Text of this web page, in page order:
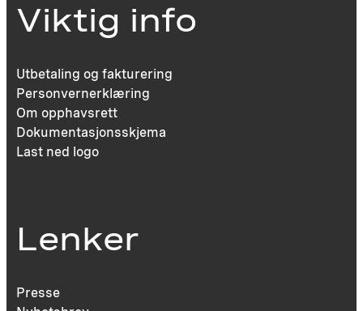
Viktig info
Utbetaling og fakturering
Personvernerklæring
Om opphavsrett
Dokumentasjonsskjema
Last ned logo
Lenker
Presse